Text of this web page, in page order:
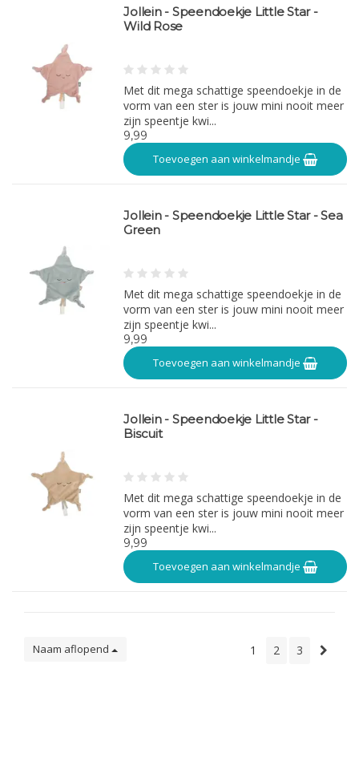
Jollein - Speendoekje Little Star -
Wild Rose
Met dit mega schattige speendoekje in de
vorm van een ster is jouw mini nooit meer
zijn speentje kwi...
9,99
Toevoegen aan winkelmandje
Jollein - Speendoekje Little Star - Sea
Green
Met dit mega schattige speendoekje in de
vorm van een ster is jouw mini nooit meer
zijn speentje kwi...
9,99
Toevoegen aan winkelmandje
Jollein - Speendoekje Little Star -
Biscuit
Met dit mega schattige speendoekje in de
vorm van een ster is jouw mini nooit meer
zijn speentje kwi...
9,99
Toevoegen aan winkelmandje
Naam aflopend 1 2 3